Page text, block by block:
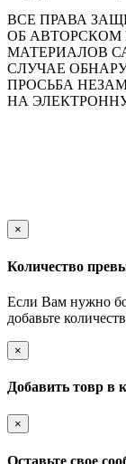
ВСЕ ПРАВА
ОБ АВТОРСКОМ
МАТЕРИАЛОВ
СЛУЧАЕ
ПРОСЬБА
НА
×
Количество
Если Вам нужно
добавьте
×
Добавить товр в
×
Оставьте свое